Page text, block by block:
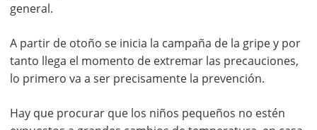
general.
A partir de otoño se inicia la campaña de la gripe y por
tanto llega el momento de extremar las precauciones,
lo primero va a ser precisamente la prevención.
Hay que procurar que los niños pequeños no estén